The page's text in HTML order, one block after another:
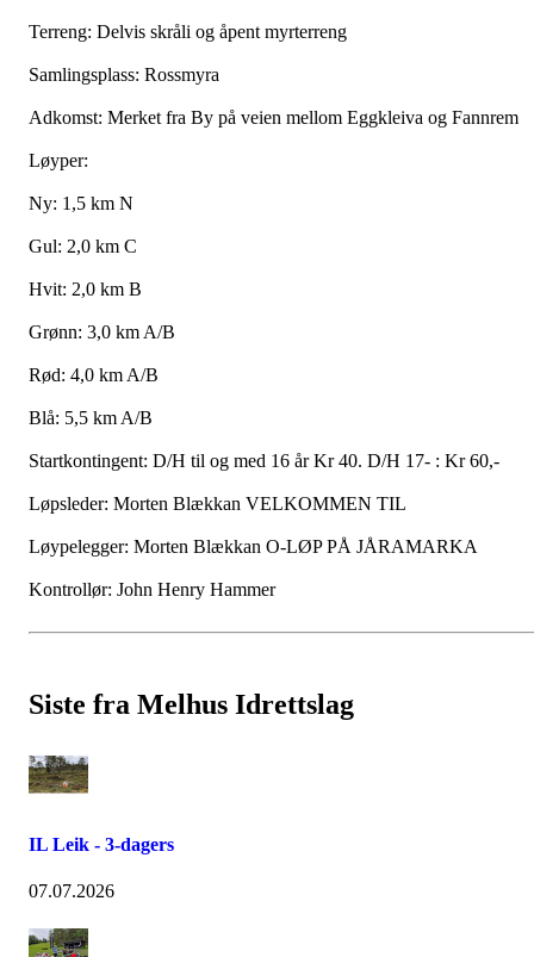
Terreng: Delvis skråli og åpent myrterreng
Samlingsplass: Rossmyra
Adkomst: Merket fra By på veien mellom Eggkleiva og Fannrem
Løyper:
Ny: 1,5 km N
Gul: 2,0 km C
Hvit: 2,0 km B
Grønn: 3,0 km A/B
Rød: 4,0 km A/B
Blå: 5,5 km A/B
Startkontingent: D/H til og med 16 år Kr 40. D/H 17- : Kr 60,-
Løpsleder: Morten Blækkan VELKOMMEN TIL
Løypelegger: Morten Blækkan O-LØP PÅ JÅRAMARKA
Kontrollør: John Henry Hammer
Siste fra Melhus Idrettslag
IL Leik - 3-dagers
07.07.2026